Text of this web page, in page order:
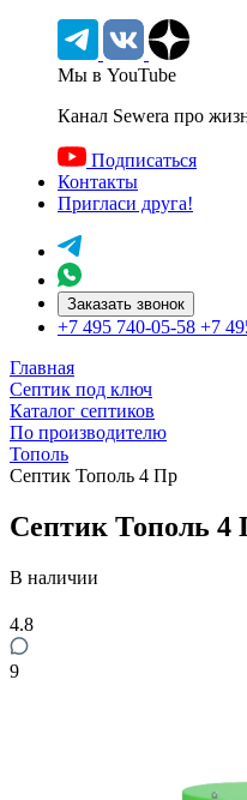
Мы в YouTube
Канал Sewera про
Подписаться
Контакты
Пригласи друга!
Заказать звонок
+7 495 740-05-58 +7
Главная
Септик под ключ
Каталог септиков
По производителю
Тополь
Септик Тополь 4 Пр
Септик Тополь 4
В наличии
4.8
9